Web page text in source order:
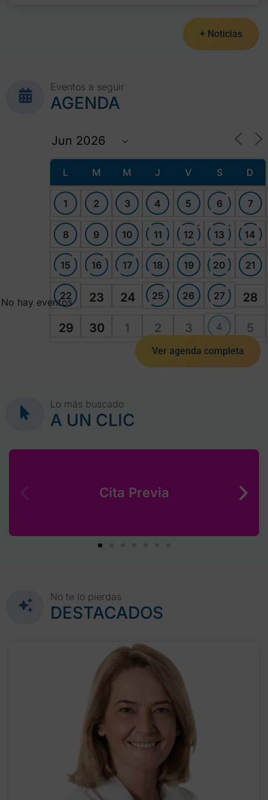
+ Noticias
Eventos a seguir
AGENDA
L M M J V S D
1 2 3 4 5 6 7
8 9 10 11 12
+
13
+
14
15 16 17 18 19 20 21
22 23 24 25 26 27 28
29 30 1 2 3 4 5
No hay eventos
Ver agenda completa
Lo más buscado
A UN CLIC
Cita Previa
No te lo pierdas
DESTACADOS